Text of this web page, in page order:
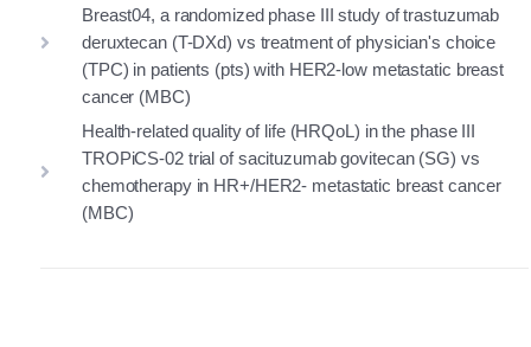
Breast04, a randomized phase III study of trastuzumab
deruxtecan (T-DXd) vs treatment of physician's choice
(TPC) in patients (pts) with HER2-low metastatic breast
cancer (MBC)
Health-related quality of life (HRQoL) in the phase III
TROPiCS-02 trial of sacituzumab govitecan (SG) vs
chemotherapy in HR+/HER2- metastatic breast cancer
(MBC)